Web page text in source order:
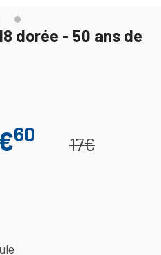
dorée - 50 ans de
60 17€